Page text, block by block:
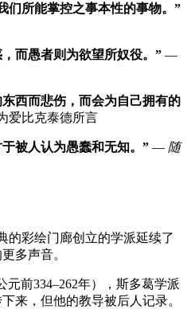
们所能掌控之事本性的事物。”
而愚者则为欲望所奴役。” —
西而悲伤，而会为自己拥有的
爱比克泰德所言
被人认为愚蠢和无知。” — 随
的彩绘门廊创立的学派延续了
多声音。
元前334–262年），斯多葛学派
来，但他的教导被后人记录。